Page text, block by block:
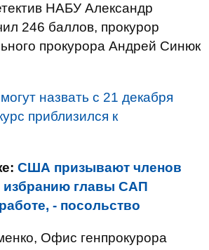
НАБУ Александр
246 баллов, прокурор
прокурора Андрей Синюк
назвать с 21 декабря
приблизился к
США призывают членов
избранию главы САП
- посольство
Офис генпрокурора